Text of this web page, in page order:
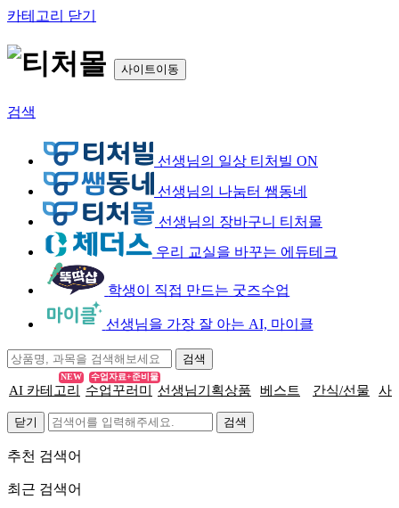
카테고리 닫기
사이트이동
검색
선생님의 일상 티처빌 ON
선생님의 나눔터 쌤동네
선생님의 장바구니 티처몰
우리 교실을 바꾸는 에듀테크
학생이 직접 만드는 굿즈수업
선생님을 가장 잘 아는 AI, 마이클
AI 카테고리
NEW
수업꾸러미
수업자료+준비물
선생님기획상품 베스트 간식/선물 사
닫기
추천 검색어
최근 검색어